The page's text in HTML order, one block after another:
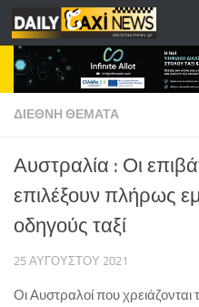
Skip to content
ΔΙΕΘΝΗ ΘΕΜΑΤΑ
Αυστραλία : Οι
επιλέξουν πλήρως
οδηγούς ταξί
25 ΑΥΓΟΎΣΤΟΥ 2021
Οι Αυστραλοί που